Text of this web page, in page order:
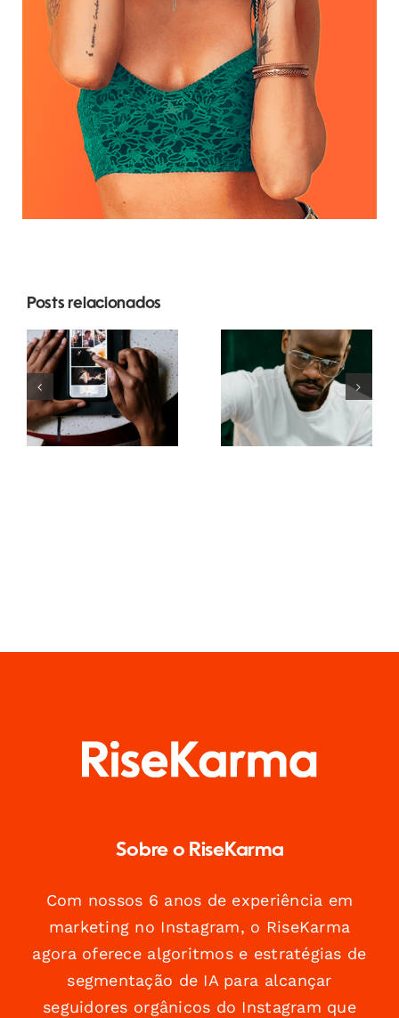
Posts relacionados
Melhores
apps para
animar fotos
e criar posts
envolventes
no
Top 17 Dicas
Avançadas
para
Entender o
Algoritmo
Sobre o RiseKarma
Com nossos 6 anos de experiência em
marketing no Instagram, o RiseKarma
agora oferece algoritmos e estratégias de
segmentação de IA para alcançar
seguidores orgânicos do Instagram que